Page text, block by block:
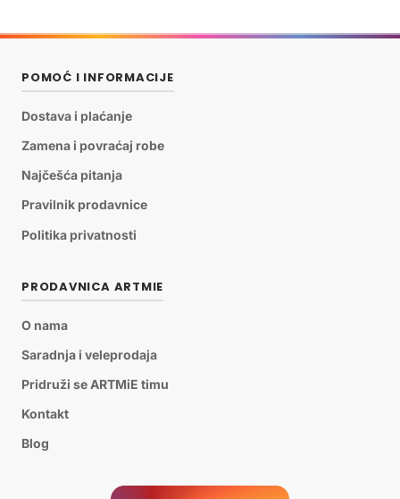
POMOĆ I INFORMACIJE
Dostava i plaćanje
Zamena i povraćaj robe
Najčešća pitanja
Pravilnik prodavnice
Politika privatnosti
PRODAVNICA ARTMIE
O nama
Saradnja i veleprodaja
Pridruži se ARTMiE timu
Kontakt
Blog